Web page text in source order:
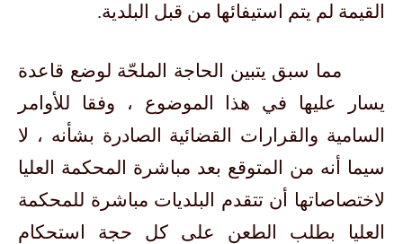
القيمة لم يتم استيفائها من قبل البلدية.
مما سبق يتبين الحاجة الملحّة لوضع قاعدة
يسار عليها في هذا الموضوع ، وفقا للأوامر
السامية والقرارات القضائية الصادرة بشأنه ، لا
سيما أنه من المتوقع بعد مباشرة المحكمة العليا
لاختصاصاتها أن تتقدم البلديات مباشرة للمحكمة
العليا بطلب الطعن على كل حجة استحكام